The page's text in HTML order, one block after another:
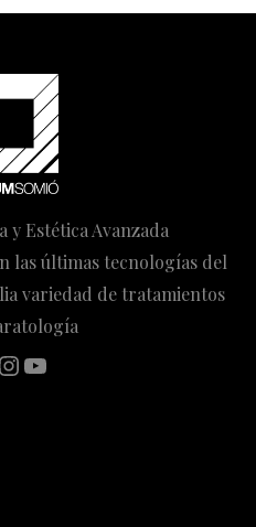
y Estética Avanzada
las últimas tecnologías del
variedad de tratamientos
Instagram
YouTube